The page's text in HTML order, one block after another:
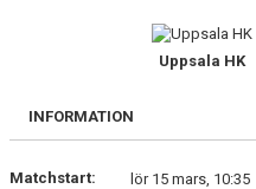
DOKUMENT
Uppsala HK
INFORMATION
Matchstart:
lör 15 mars, 10:35